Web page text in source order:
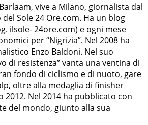
Barlaam, vive a Milano, giornalista dal
del Sole 24 Ore.com. Ha un blog
ilsole- 24ore.com) e ogni mese
per “Nigrizia”. Nel 2008 ha
Enzo Baldoni. Nel suo
di resistenza” vanta una ventina di
fondo di ciclismo e di nuoto, gare
oltre alla medaglia di finisher
2012. Nel 2014 ha pubblicato con
del mondo, giunto alla sua